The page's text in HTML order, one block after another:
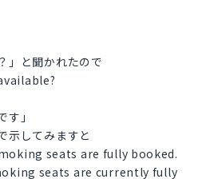
」と聞かれたので
す」
示してみますと
seats are fully booked.
seats are currently fully